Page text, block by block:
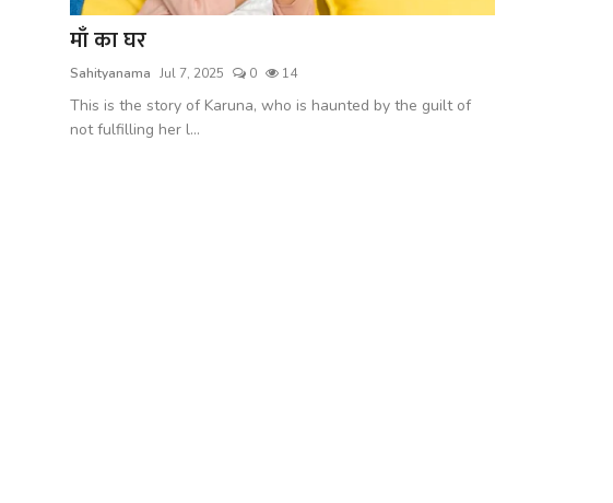
यात्रावृत्तांत
माँ का घर
Sahityanama Jul 7, 2025 0 14
This is the story of Karuna, who is haunted by the guilt of
not fulfilling her l...